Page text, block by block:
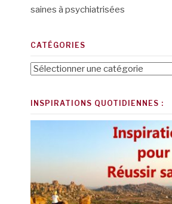
saines à psychiatrisées
CATÉGORIES
Catégories
INSPIRATIONS QUOTIDIENNES :